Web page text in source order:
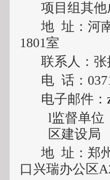
项目组其
地 址：河
1801室
联系人： 张
电 话：
电子邮件：
l监督单位
区建设局
地 址：郑
口兴瑞办公区